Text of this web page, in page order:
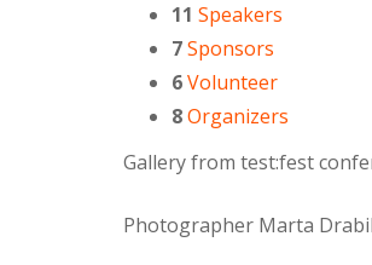
11 Speakers
7Sponsors
6Volunteer
8Organizers
Gallery from test:fest
Photographer Marta